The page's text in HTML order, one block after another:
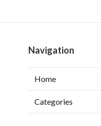
Navigation
Home
Categories